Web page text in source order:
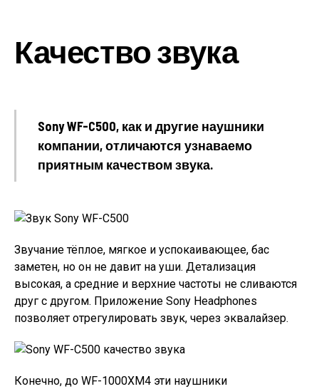
Качество звука
Sony WF-C500, как и другие наушники
компании, отличаются узнаваемо
приятным качеством звука.
Звучание тёплое, мягкое и успокаивающее, бас
заметен, но он не давит на уши. Детализация
высокая, а средние и верхние частоты не сливаются
друг с другом. Приложение Sony Headphones
позволяет отрегулировать звук, через эквалайзер.
Конечно, до WF-1000XM4 эти наушники